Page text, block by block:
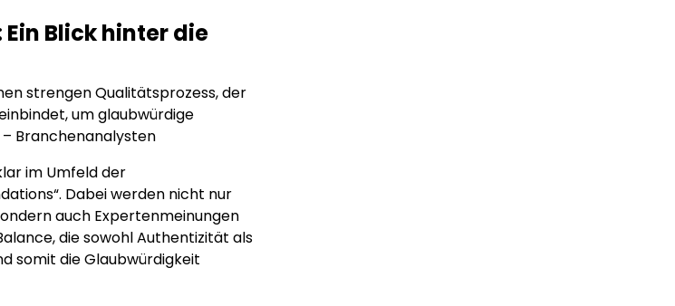
Blick hinter die
strengen Qualitätsprozess, der
um glaubwürdige
Branchenanalysten
im Umfeld der
Dabei werden nicht nur
auch Expertenmeinungen
die sowohl Authentizität als
somit die Glaubwürdigkeit